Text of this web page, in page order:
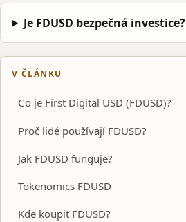
Je FDUSD bezpečná investice?
V ČLÁNKU
Co je First Digital USD (FDUSD)?
Proč lidé používají FDUSD?
Jak FDUSD funguje?
Tokenomics FDUSD
Kde koupit FDUSD?